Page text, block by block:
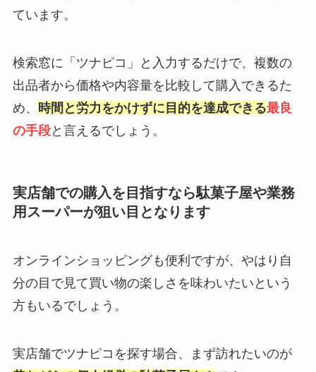
ています。
検索窓に「ツナピコ」と入力するだけで、複数の
出品者から価格や内容量を比較して購入できるた
め、
時間と労力をかけずに目的を達成できる最良
の手段と言えるでしょう。
実店舗での購入を目指すなら駄菓子屋や業務
用スーパーが狙い目となります
オンラインショッピングも便利ですが、やはり自
分の目で見て買い物の楽しさを味わいたいという
方もいるでしょう。
実店舗でツナピコを探す場合、まず訪れたいのが